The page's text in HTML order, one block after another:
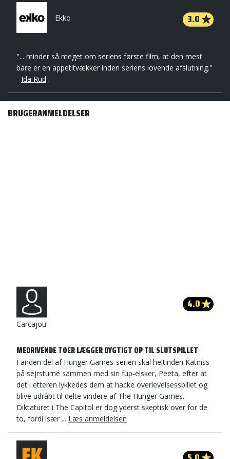
Ekko 3.0
"... minder så meget om seriens første film, at den mest
bare er en appetitvækker inden seriens lovende afslutning."
- Ida Rud
BRUGERANMELDELSER
Carcajou
4.0
MEDRIVENDE TOER LÆGGER DYGTIGT OP TIL SLUTSPILLET
I anden del af Hunger Games-serien skal heltinden Katniss
på sejrsturné sammen med sin fup-elsker, Peeta, efter at
det i etteren lykkedes dem at hacke overlevelsesspillet og
blive udråbt til delte vindere af The Hunger Games.
Diktaturet i The Capitol er dog yderst skeptisk over for de
to, fordi især ... Læs anmeldelsen